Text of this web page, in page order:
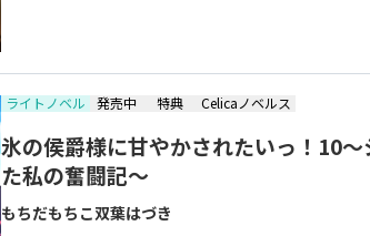
ライトノベル 発売中 特典 Celicaノベルス
氷の侯爵様に甘やかされたいっ！10
た私の奮闘記～
もちだもちこ双葉はづき